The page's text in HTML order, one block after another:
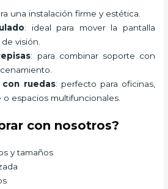
una instalación firme y estética.
: ideal para mover la pantalla
visión.
: para combinar soporte con
con ruedas: perfecto para oficinas,
o espacios multifuncionales.
con nosotros?
y tamaños